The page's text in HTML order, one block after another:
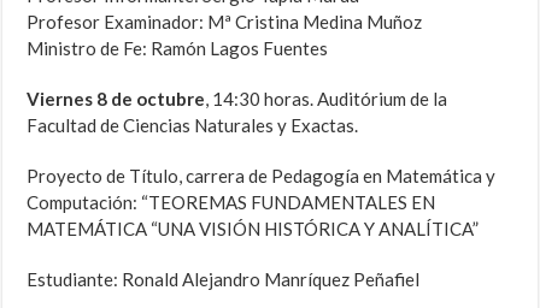
Profesor Examinador: Mª Cristina Medina Muñoz
Ministro de Fe: Ramón Lagos Fuentes
Viernes 8 de octubre, 14:30 horas. Auditórium de la
Facultad de Ciencias Naturales y Exactas.
Proyecto de Título, carrera de Pedagogía en Matemática y
Computación: “TEOREMAS FUNDAMENTALES EN
MATEMÁTICA “UNA VISIÓN HISTÓRICA Y ANALÍTICA”
Estudiante: Ronald Alejandro Manríquez Peñafiel